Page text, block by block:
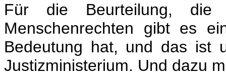
Für die Beurteilung, die
Menschenrechten gibt es
Bedeutung hat, und das ist
Justizministerium. Und dazu